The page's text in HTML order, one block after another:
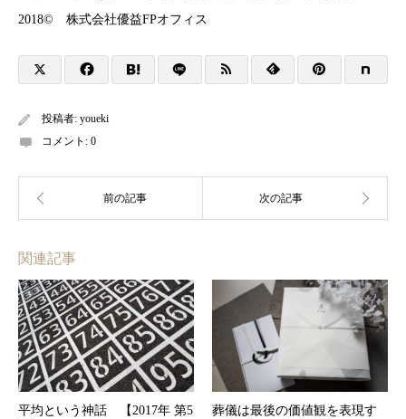
2018© 株式会社優益FPオフィス
投稿者: youeki
コメント: 0
関連記事
平均という神話 【2017年 第5
葬儀は最後の価値観を表現す